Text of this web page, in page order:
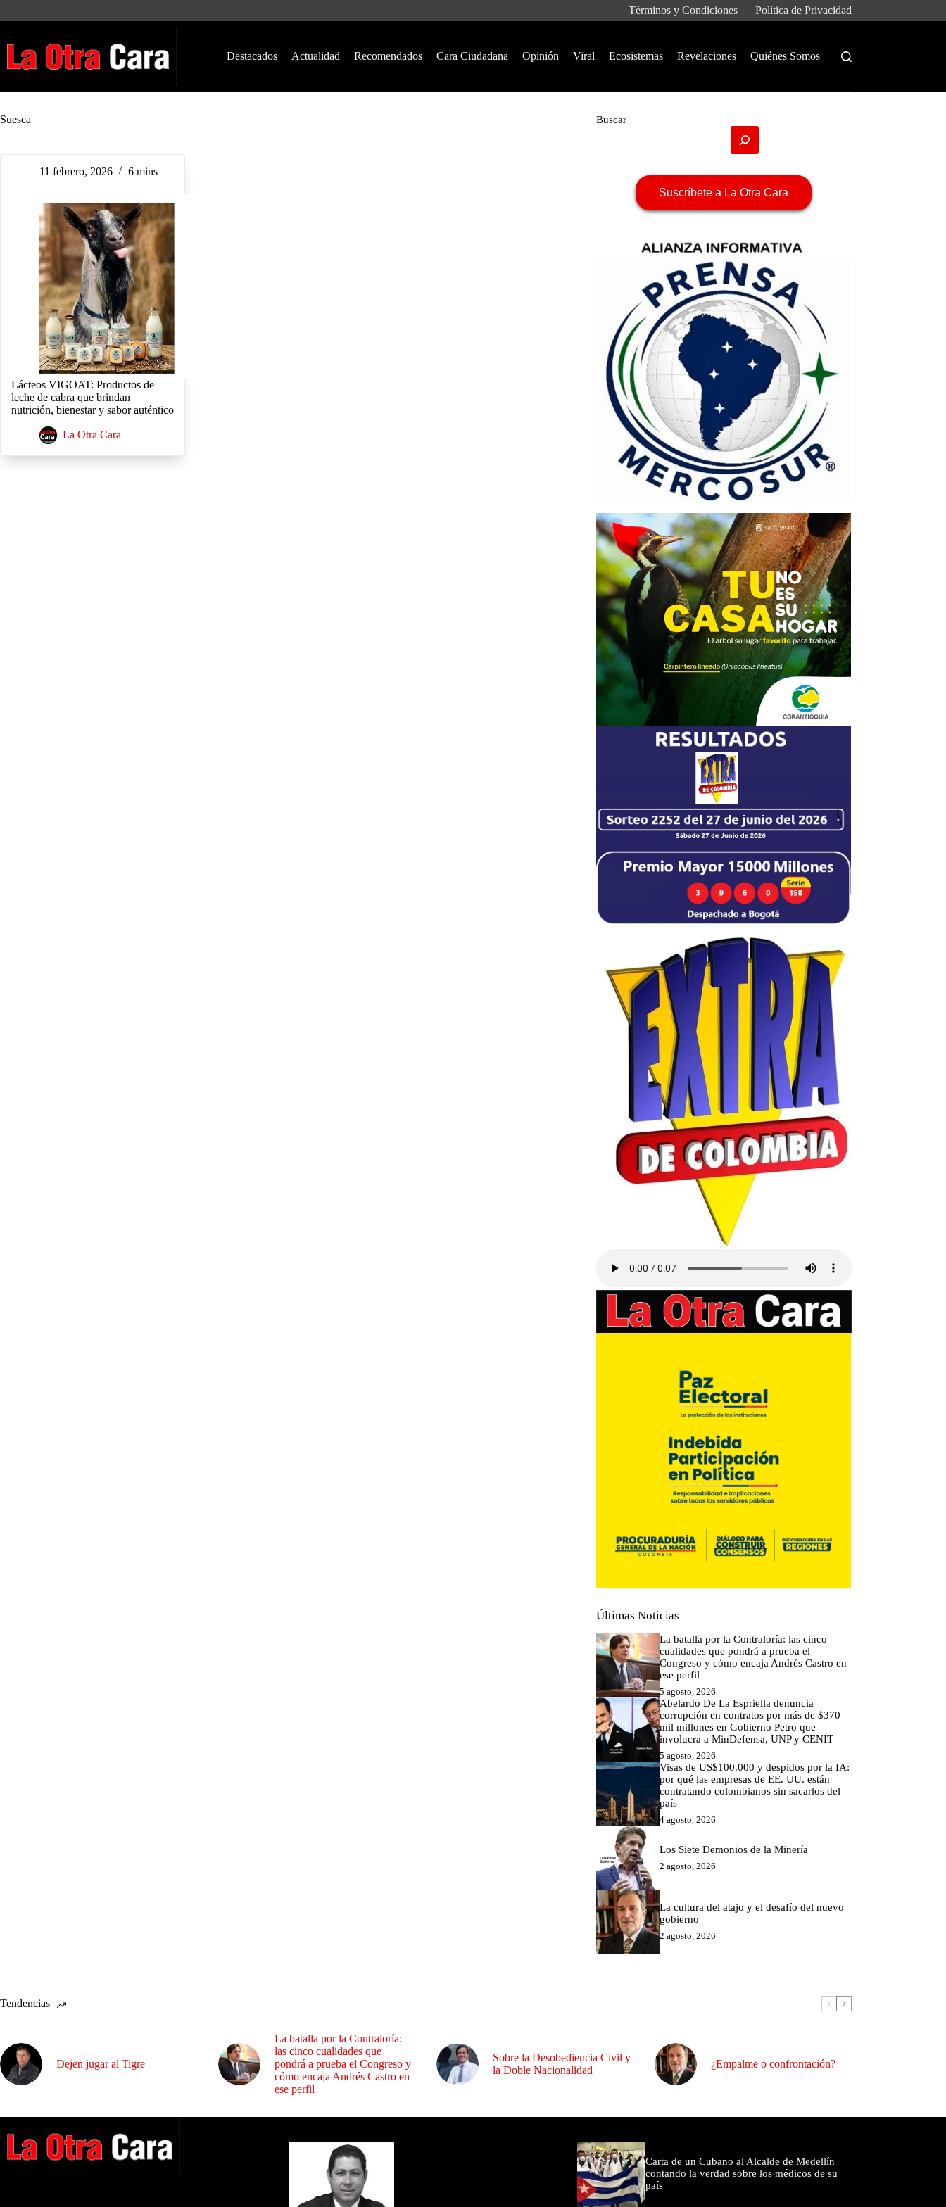
Términos y Condiciones Política de Privacidad
Destacados Actualidad Recomendados Cara Ciudadana Opinión Viral Ecosistemas Revelaciones Quiénes Somos
Suesca
11 febrero, 2026 6 mins
Lácteos VIGOAT: Productos de
leche de cabra que brindan
nutrición, bienestar y sabor auténtico
La Otra Cara
Buscar
Suscríbete a La Otra Cara
Últimas Noticias
La batalla por la Contraloría: las cinco
cualidades que pondrá a prueba el
Congreso y cómo encaja Andrés Castro en
ese perfil
5 agosto, 2026
Abelardo De La Espriella denuncia
corrupción en contratos por más de $370
mil millones en Gobierno Petro que
involucra a MinDefensa, UNP y CENIT
5 agosto, 2026
Visas de US$100.000 y despidos por la IA:
por qué las empresas de EE. UU. están
contratando colombianos sin sacarlos del
país
4 agosto, 2026
Los Siete Demonios de la Minería
2 agosto, 2026
La cultura del atajo y el desafío del nuevo
gobierno
2 agosto, 2026
Tendencias
Dejen jugar al Tigre
La batalla por la Contraloría:
las cinco cualidades que
pondrá a prueba el Congreso y
cómo encaja Andrés Castro en
ese perfil
Sobre la Desobediencia Civil y
la Doble Nacionalidad
¿Empalme o confrontación?
Carta de un Cubano al Alcalde de Medellín
contando la verdad sobre los médicos de su
país